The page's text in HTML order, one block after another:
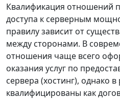
Квалификация отношений
доступа к серверным
правилу зависит от
между сторонами. В
отношения чаще всего
оказания услуг по
сервера (хостинг), однако
квалифицированы как